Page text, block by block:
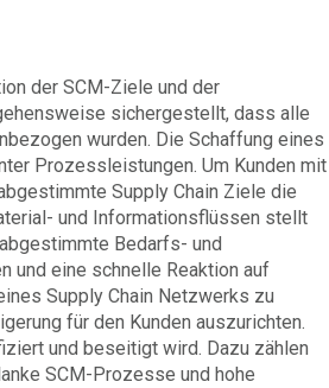
der SCM-Ziele und der
sichergestellt, dass alle
wurden. Die Schaffung eines
Prozessleistungen. Um Kunden mit
Supply Chain Ziele die
und Informationsflüssen stellt
Bedarfs- und
und eine schnelle Reaktion auf
Supply Chain Netzwerks zu
für den Kunden auszurichten.
und beseitigt wird. Dazu zählen
SCM-Prozesse und hohe